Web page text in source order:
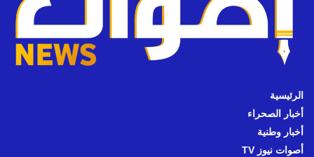
الرئيسية
أخبار الصحراء
أخبار وطنية
أصوات نيوز TV